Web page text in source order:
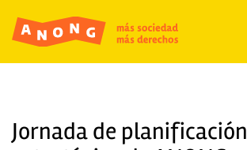
Jornada de planificación